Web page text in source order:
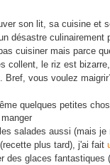
son lit, sa cuisine et
désastre culinairement
cuisiner mais parce
collent, le riz est
Bref, vous voulez
quelques petites
salades aussi (mais je
plus tard), j'ai fait
des glaces fantastiques